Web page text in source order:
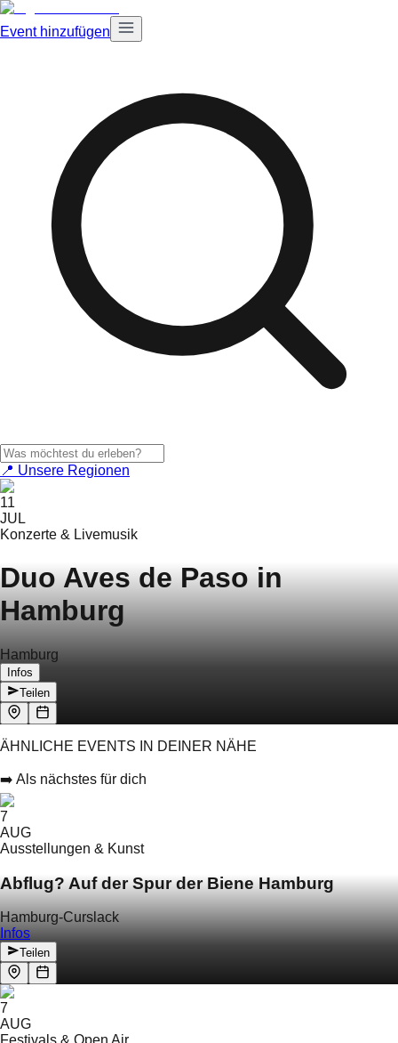
Event hinzufügen
📍 Unsere Regionen
11
JUL
Konzerte & Livemusik
Duo Aves de Paso in
Hamburg
Hamburg
Infos
Teilen
ÄHNLICHE EVENTS IN DEINER NÄHE
➡️ Als nächstes für dich
7
AUG
Ausstellungen & Kunst
Abflug? Auf der Spur der Biene Hamburg
Hamburg-Curslack
Infos
Teilen
7
AUG